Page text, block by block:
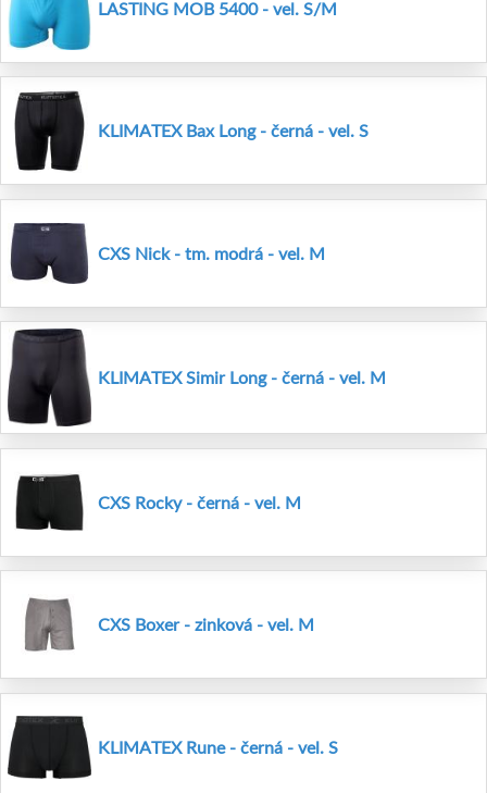
LASTING MOB 5400 - vel. S/M
KLIMATEX Bax Long - černá - vel. S
CXS Nick - tm. modrá - vel. M
KLIMATEX Simir Long - černá - vel. M
CXS Rocky - černá - vel. M
CXS Boxer - zinková - vel. M
KLIMATEX Rune - černá - vel. S